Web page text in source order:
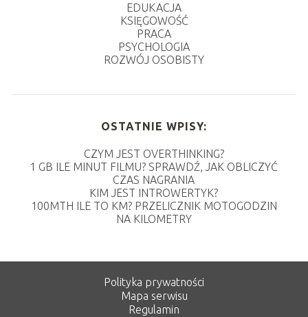
EDUKACJA
KSIĘGOWOŚĆ
PRACA
PSYCHOLOGIA
ROZWÓJ OSOBISTY
OSTATNIE WPISY:
CZYM JEST OVERTHINKING?
1 GB ILE MINUT FILMU? SPRAWDŹ, JAK OBLICZYĆ
CZAS NAGRANIA
KIM JEST INTROWERTYK?
100MTH ILE TO KM? PRZELICZNIK MOTOGODZIN
NA KILOMETRY
Polityka prywatności
Mapa serwisu
Regulamin